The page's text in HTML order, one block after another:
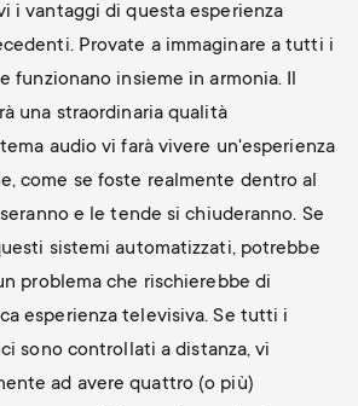
i vantaggi di questa esperienza
Provate a immaginare a tutti i
funzionano insieme in armonia. Il
una straordinaria qualità
audio vi farà vivere un'esperienza
come se foste realmente dentro al
e le tende si chiuderanno. Se
sistemi automatizzati, potrebbe
problema che rischierebbe di
esperienza televisiva. Se tutti i
sono controllati a distanza, vi
ad avere quattro (o più)